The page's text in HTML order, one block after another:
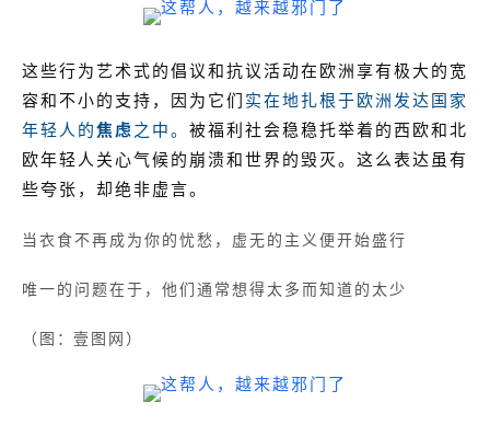
这些行为艺术式的倡议和抗议活动在欧洲享有极大的宽
容和不小的支持，因为它们 实在地扎根于欧洲发达国家
年轻人的焦虑之中。 被福利社会稳稳托举着的西欧和北
欧年轻人关心气候的崩溃和世界的毁灭。这么表达虽有
些夸张，却绝非虚言。
当衣食不再成为你的忧愁，虚无的 主义便开始盛行
唯一的问题在于，他们通常想得太多而知道的太少
（图：壹图网）